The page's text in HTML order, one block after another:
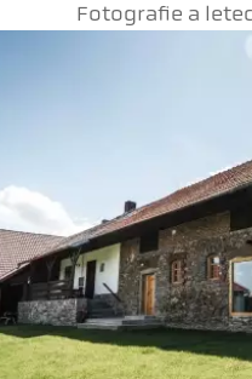
Fotografie a